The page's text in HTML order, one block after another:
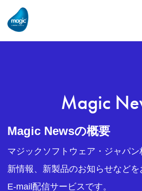
Magic
Magic Newsの概要
マジックソフトウェア・ジャパ
新情報、新製品のお知らせなど
E-mail配信サービスです。